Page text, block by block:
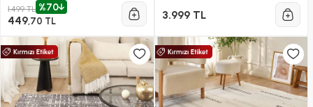
1.499 TL %70
449,70 TL 3.999 TL